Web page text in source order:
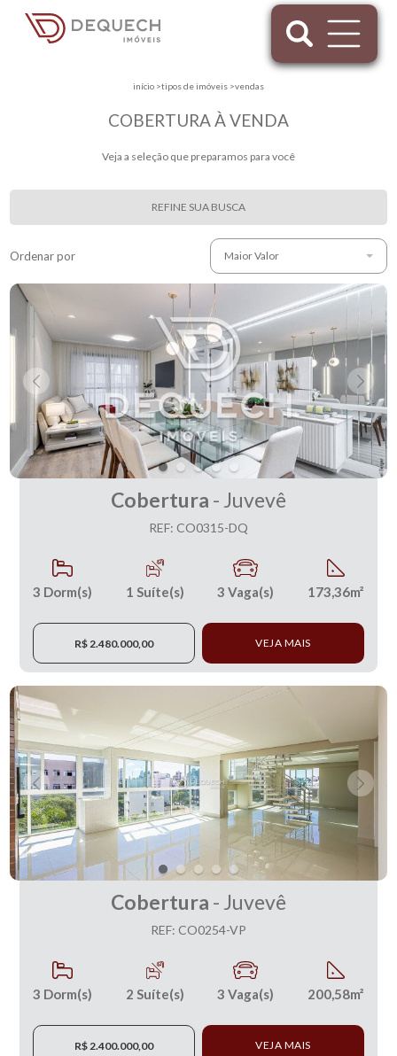
início >tipos de imóveis >vendas
COBERTURA À VENDA
Veja a seleção que preparamos para você
REFINE SUA BUSCA
Ordenar por Maior Valor
Cobertura - Juvevê
REF: CO0315-DQ
3 Dorm(s) 1 Suíte(s) 3 Vaga(s) 173,36m²
R$ 2.480.000,00 VEJA MAIS
Cobertura - Juvevê
REF: CO0254-VP
3 Dorm(s) 2 Suíte(s) 3 Vaga(s) 200,58m²
R$ 2.400.000,00 VEJA MAIS